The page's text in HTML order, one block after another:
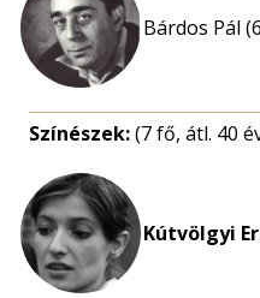
Bárdos Pál
Színészek:(7 fő, átl. 40
Kútvölgyi